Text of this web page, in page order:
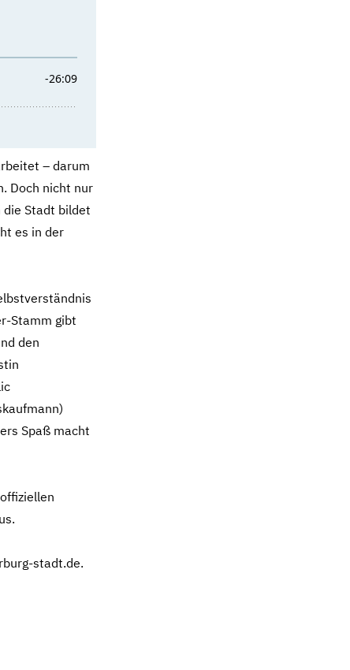
– darum
Doch nicht nur
die Stadt bildet
es in der
Stamm gibt
den
Spaß macht
stadt.de.